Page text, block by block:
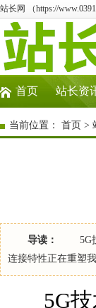
站长网 （https://
首页 站长资
当前位置： 首页 >
导读：
5G技
连接特性正在重塑
5G技术